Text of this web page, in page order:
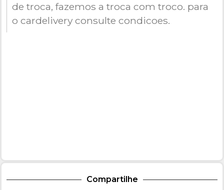
de troca, fazemos a troca com troco. para
o cardelivery consulte condicoes.
Compartilhe